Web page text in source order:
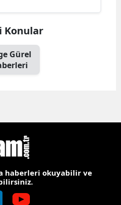
Konular
Gürel
haberleri okuyabilir ve